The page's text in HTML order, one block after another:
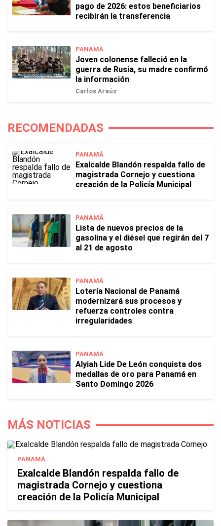
pago de 2026: estos beneficiarios
recibirán la transferencia
PANAMÁ
Joven colonense falleció en la
guerra de Rusia, su madre confirmó
la información
Carlos Araúz
RECOMENDADAS
PANAMÁ
Exalcalde Blandón respalda fallo de
magistrada Cornejo y cuestiona
creación de la Policía Municipal
PANAMÁ
Lista de nuevos precios de la
gasolina y el diésel que regirán del 7
al 21 de agosto
PANAMÁ
Lotería Nacional de Panamá
modernizará sus procesos y
refuerza controles contra
irregularidades
PANAMÁ
Alyiah Lide De León conquista dos
medallas de oro para Panamá en
Santo Domingo 2026
MÁS NOTICIAS
PANAMÁ
Exalcalde Blandón respalda fallo de
magistrada Cornejo y cuestiona
creación de la Policía Municipal